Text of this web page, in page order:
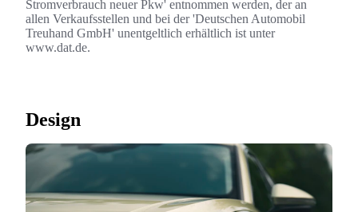
Stromverbrauch neuer Pkw' entnommen werden, der an
allen Verkaufsstellen und bei der 'Deutschen Automobil
Treuhand GmbH' unentgeltlich erhältlich ist unter
www.dat.de.
Design